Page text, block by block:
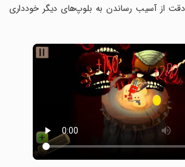
دقت از آسیب رساندن به بلوپ‌های دیگر خودداری